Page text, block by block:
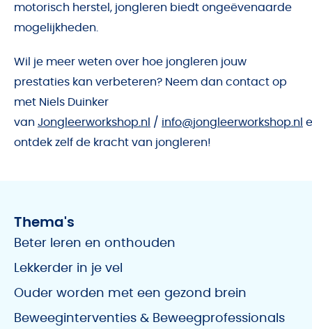
motorisch herstel, jongleren biedt ongeëvenaarde
mogelijkheden.
Wil je meer weten over hoe jongleren jouw
prestaties kan verbeteren? Neem dan contact op
met Niels Duinker
van Jongleerworkshop.nl / info@jongleerworkshop.nl
ontdek zelf de kracht van jongleren!
Thema's
Beter leren en onthouden
Lekkerder in je vel
Ouder worden met een gezond brein
Beweeginterventies & Beweegprofessionals